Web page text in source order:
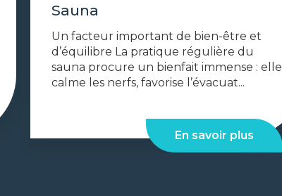
Sauna
Un facteur important de bien-être et
d’équilibre La pratique régulière du
sauna procure un bienfait immense : elle
calme les nerfs, favorise l’évacuat...
En savoir plus